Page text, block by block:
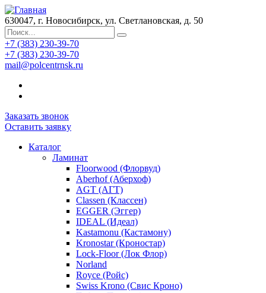
630047, г. Новосибирск, ул. Светлановская, д. 50
+7 (383) 230-39-70
+7 (383) 230-39-70
mail@polcentrnsk.ru
Заказать звонок
Оставить заявку
Каталог
Ламинат
Floorwood (Флорвуд)
Aberhof (Аберхоф)
AGT (АГТ)
Classen (Классен)
EGGER (Эггер)
IDEAL (Идеал)
Kastamonu (Кастамону)
Kronostar (Кроностар)
Lock-Floor (Лок Флор)
Norland
Royce (Ройс)
Swiss Krono (Свис Кроно)